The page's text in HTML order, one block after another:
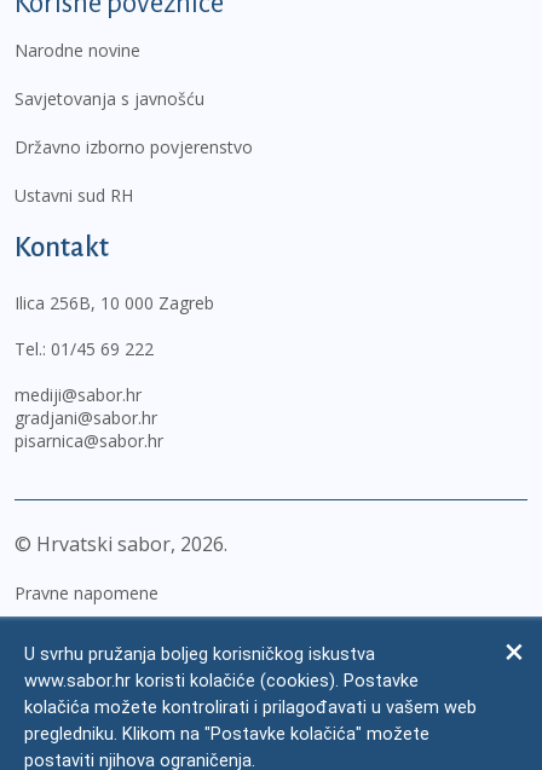
Narodne novine
Savjetovanja s javnošću
Državno izborno povjerenstvo
Ustavni sud RH
Kontakt
Ilica 256B, 10 000 Zagreb
Tel.: 01/45 69 222
mediji@sabor.hr
gradjani@sabor.hr
pisarnica@sabor.hr
© Hrvatski sabor, 2026
Pravne napomene
Zaštita osobnih podataka
Impressum
Česta pitanja
U svrhu pružanja boljeg korisničkog iskustva
www.sabor.hr koristi kolačiće (cookies). Postavke
kolačića možete kontrolirati i prilagođavati u vašem web
pregledniku. Klikom na "Postavke kolačića" možete
postaviti njihova ograničenja.